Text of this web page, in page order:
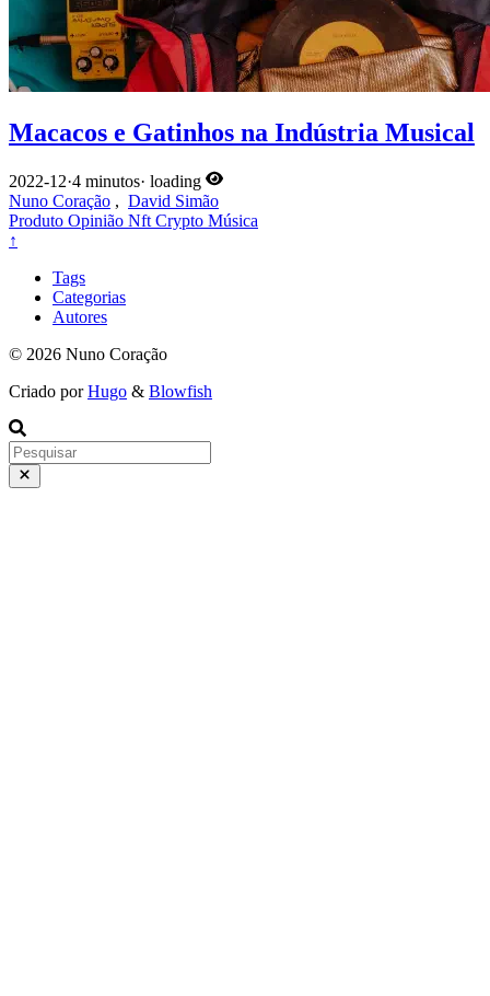
Macacos e Gatinhos na Indústria Musical
2022-12·4 minutos· loading
Nuno Coração , David Simão
Produto Opinião Nft Crypto Música
↑
Tags
Categorias
Autores
© 2026 Nuno Coração
Criado porHugo & Blowfish